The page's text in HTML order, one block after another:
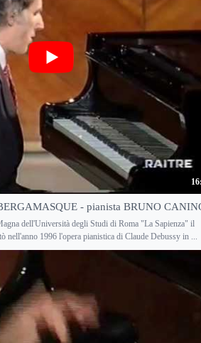
- pianista BRUNO
dell'Università degli Studi di Roma "La Sapienza" il
nell'anno 1996 l'opera pianistica di Claude Debussy in ...